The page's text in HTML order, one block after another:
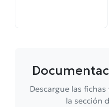
Descargue las
la sección